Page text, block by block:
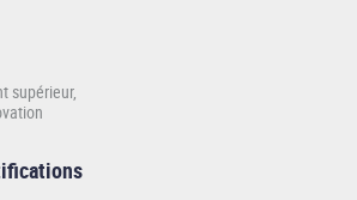
supérieur,